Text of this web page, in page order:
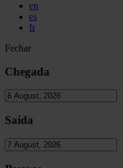
en
es
fr
Fechar
Chegada
Saída